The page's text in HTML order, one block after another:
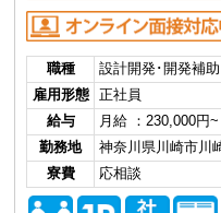
職種
設計開発･開発補助
雇用形態
正社員
給与
月給 ：230,000
勤務地
神奈川県川崎市川
寮費
応相談